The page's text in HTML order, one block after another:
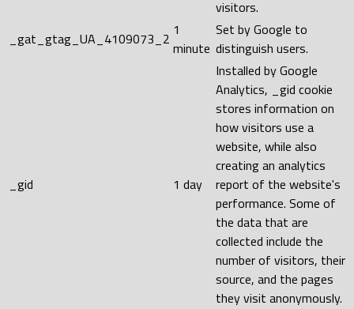
visitors.
_gat_gtag_UA_4109073_2 1
minute
Set by Google to
distinguish users.
_gid 1 day
Installed by Google
Analytics, _gid cookie
stores information on
how visitors use a
website, while also
creating an analytics
report of the website's
performance. Some of
the data that are
collected include the
number of visitors, their
source, and the pages
they visit anonymously.